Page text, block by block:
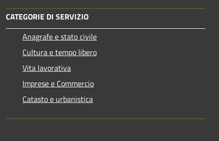
CATEGORIE DI SERVIZIO
Anagrafe e stato civile
Cultura e tempo libero
Vita lavorativa
Imprese e Commercio
Catasto e urbanistica